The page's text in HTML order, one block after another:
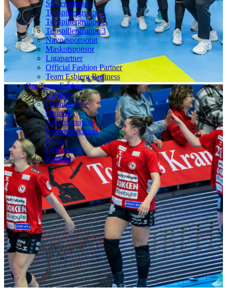
Spillersponsor
Topspillergruppe 1
Topspillergruppe 2
Topspillergruppe 3
Navnesponsorat
Maskotsponsor
Ligapartner
Official Fashion Partner
Team Esbjerg Business
Om Team Esbjerg
Værdier
Hjemmebane
Historie
Administration
Kommunikation
Presse
Bestyrelsen
Kontakt